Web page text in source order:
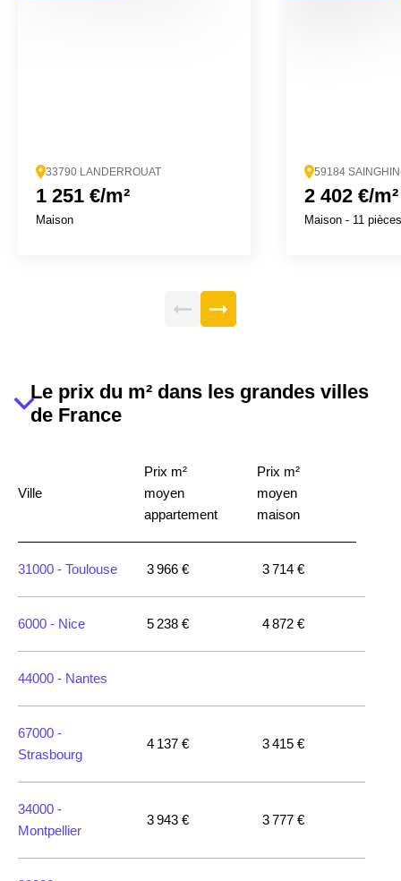
33790 LANDERROUAT
1 251 €/m²
Maison
59184
2 402 €/m²
Maison - 11 pièces
Le prix du m² dans les grandes villes
de France
Ville
Prix m²
moyen
appartement
Prix m²
moyen
maison
31000 - Toulouse 3 966 € 3 714 €
6000 - Nice 5 238 € 4 872 €
44000 - Nantes
67000 -
Strasbourg
4 137 € 3 415 €
34000 -
Montpellier
3 943 € 3 777 €